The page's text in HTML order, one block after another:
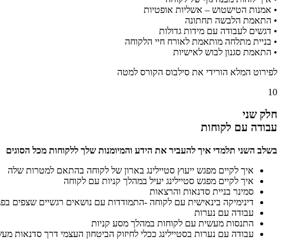
• אמנות הטישטוש – אשליות אופטיות
• התאמת הלבשה תחתונה
• דגשים לעבודה עם מידות גדולות
• בניית מתלחה מותאמת לאורח חיי הלקוחה
• התאמת סגנון לבוש לאישיות
לפירוט המלא הורידי את סילבוס הקורס למטה
10
חלק שני
עבודה עם לקוחות
בשלב השני תלמדי איך להעביר את הידע והמיומנות שלך ללקוחות מכל הסוגים
איך לקיים מפגש ייעוץ סטיילינג בארון של לקוחה בהתאם למטרות שלה
איך לקיים מפגש סטיילינג יעיל במהלך קניות עם לקוחה
סמינר בניית סדנאות והרצאות
דינימיקה בינאישית עם לקוחה -התמודדות עם נושאים רגשיים שצפים
עבודה עם נערות
התנסות מעשית עם לקוחות במהלך מסע קניות
עבודה עם נערות בסטיילינג ככלי לחיזוק הביטחון העצמי דרך סדנאות